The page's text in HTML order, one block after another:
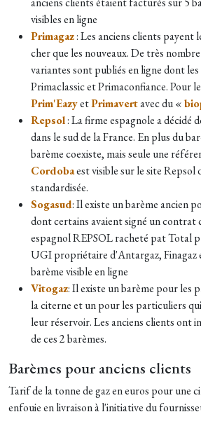
visibles en ligne
Primagaz: Les anciens clients payent
cher que les nouveaux. De très
variantes sont publiés en ligne dont les
Primaclassic et Primaconfiance. Pour
Prim'EazyetPrimavertavec du «
Repsol: La firme espagnole a décidé
dans le sud de la France. En plus du
barème coexiste, mais seule une
Cordobaest visible sur le site Repsol
standardisée.
Sogasud: Il existe un barème ancien
dont certains avaient signé un contrat
espagnol REPSOL racheté pat Total
UGI propriétaire d'Antargaz, Finagaz
barème visible en ligne
Vitogaz: Il existe un barème pour les
la citerne et un pour les particuliers
leur réservoir. Les anciens clients ont
de ces 2 barèmes.
Barèmes pour anciens clients
Tarif de la tonne de gaz en euros pour une
enfouie en livraison à l'initiative du